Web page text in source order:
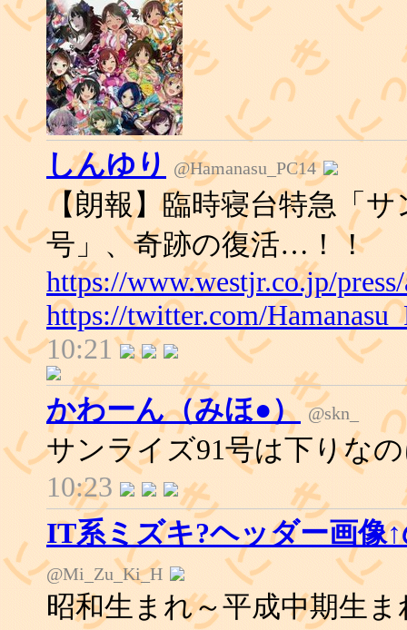
しんゆり @Hamanasu_PC14
【朗報】臨時寝台特急「
号」、奇跡の復活…！！
https://www.westjr.co.jp/
https://twitter.com/
10:21
かわーん（みほ●） @skn_
サンライズ91号は下りな
10:23
IT系ミズキ?ヘッダー画像
@Mi_Zu_Ki_H
昭和生まれ～平成中期生